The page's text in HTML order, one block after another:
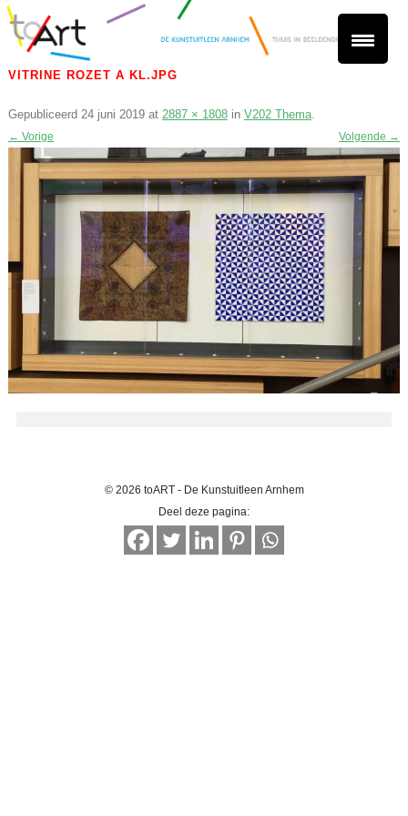
VITRINE ROZET A KL.JPG
Gepubliceerd 24 juni 2019at 2887 × 1808in V202 Thema.
← Vorige Volgende →
© 2026 toART - De Kunstuitleen Arnhem
Deel deze pagina: